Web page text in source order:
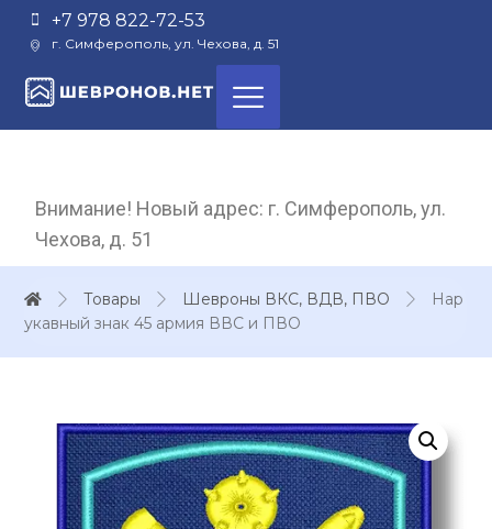
+7 978 822-72-53
г. Симферополь, ул. Чехова, д. 51
Внимание! Новый адрес: г. Симферополь, ул.
Чехова, д. 51
Товары Шевроны ВКС, ВДВ, ПВО
Нар
укавный знак 45 армия ВВС и ПВО